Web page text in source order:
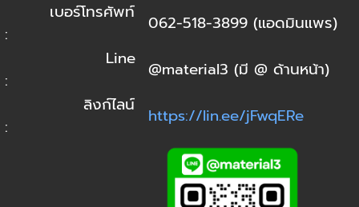
เบอร์โทรศัพท์
:
062-518-3899 (แอดมินแพร)
Line
:
@material3 (มี @ ด้านหน้า)
ลิงก์ไลน์
:
https://lin.ee/jFwqERe